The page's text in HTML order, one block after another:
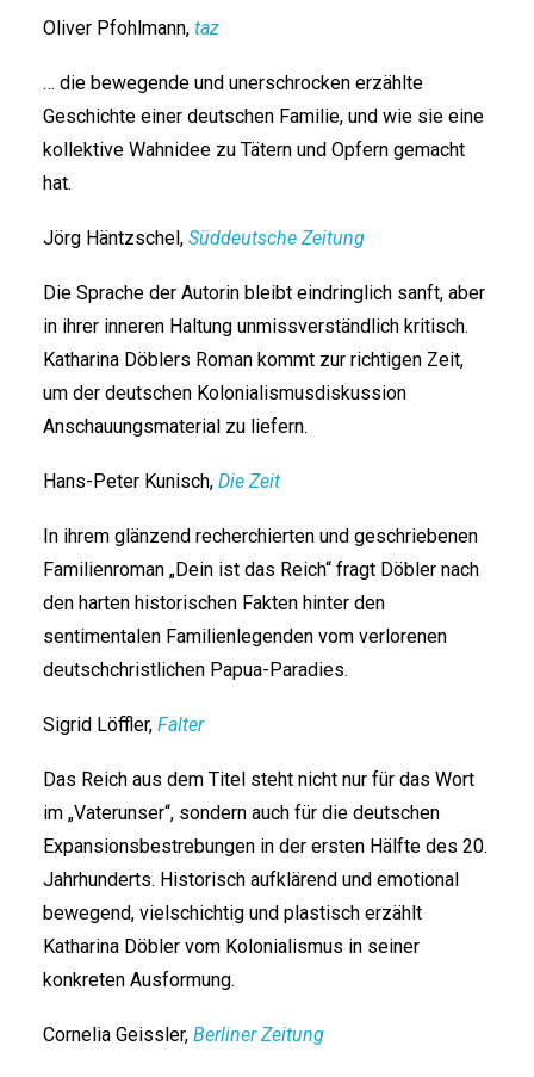
Oliver Pfohlmann, taz
… die bewegende und unerschrocken erzählte
Geschichte einer deutschen Familie, und wie sie eine
kollektive Wahnidee zu Tätern und Opfern gemacht
hat.
Jörg Häntzschel, Süddeutsche Zeitung
Die Sprache der Autorin bleibt eindringlich sanft, aber
in ihrer inneren Haltung unmissverständlich kritisch.
Katharina Döblers Roman kommt zur richtigen Zeit,
um der deutschen Kolonialismusdiskussion
Anschauungsmaterial zu liefern.
Hans-Peter Kunisch, Die Zeit
In ihrem glänzend recherchierten und geschriebenen
Familienroman „Dein ist das Reich“ fragt Döbler nach
den harten historischen Fakten hinter den
sentimentalen Familienlegenden vom verlorenen
deutschchristlichen Papua-Paradies.
Sigrid Löffler, Falter
Das Reich aus dem Titel steht nicht nur für das Wort
im „Vaterunser“, sondern auch für die deutschen
Expansionsbestrebungen in der ersten Hälfte des 20.
Jahrhunderts. Historisch aufklärend und emotional
bewegend, vielschichtig und plastisch erzählt
Katharina Döbler vom Kolonialismus in seiner
konkreten Ausformung.
Cornelia Geissler, Berliner Zeitung